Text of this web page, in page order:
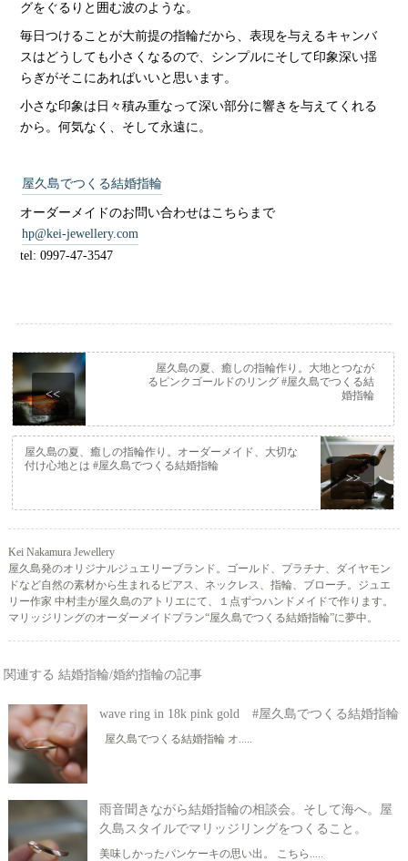
グをぐるりと囲む波のような。
毎日つけることが大前提の指輪だから、表現を与えるキャンバ
スはどうしても小さくなるので、シンプルにそして印象深い揺
らぎがそこにあればいいと思います。
小さな印象は日々積み重なって深い部分に響きを与えてくれる
から。何気なく、そして永遠に。
屋久島でつくる結婚指輪
オーダーメイドのお問い合わせはこちらまで
hp@kei-jewellery.com
tel: 0997-47-3547
<<
屋久島の夏、癒しの指輪作り。大地とつなが
るピンクゴールドのリング #屋久島でつくる結
婚指輪
>>
屋久島の夏、癒しの指輪作り。オーダーメイド、大切な
付け心地とは #屋久島でつくる結婚指輪
Kei Nakamura Jewellery
屋久島発のオリジナルジュエリーブランド。ゴールド、プラチナ、ダイヤモン
ドなど自然の素材から生まれるピアス、ネックレス、指輪、ブローチ。ジュエ
リー作家 中村圭が屋久島のアトリエにて、１点ずつハンドメイドで作ります。
マリッジリングのオーダーメイドプラン“屋久島でつくる結婚指輪”に夢中。
関連する 結婚指輪/婚約指輪の記事
wave ring in 18k pink gold #屋久島でつくる結婚指輪
屋久島でつくる結婚指輪 オ.....
雨音聞きながら結婚指輪の相談会。そして海へ。屋
久島スタイルでマリッジリングをつくること。
美味しかったパンケーキの思い出。 こちら.....